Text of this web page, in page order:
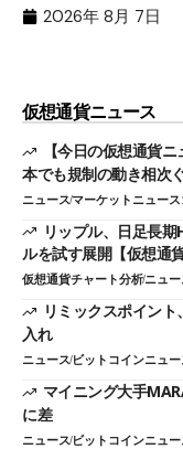
2026年 8月 7日
仮想通貨ニュース
【今日の仮想通貨
本でも規制の動き相次
ニュースマーケットニュース
リップル、日足長
ルを試す展開【仮想通
仮想通貨チャート分析ニュー
リミックスポイン
入れ
ニュースビットコインニュー
マイニング大手
に差
ニュースビットコインニュー